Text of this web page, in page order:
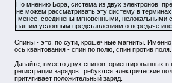
По мнению Бора, система из двух электронов
не можем рассматривать эту систему в
менее, соединены мгновенными, нелокальными
нашим условным представлениям о передаче
Спины - это, по сути, крошечные магниты. Именно
ось квантования - спин по полю, спин против поля.
Давайте, вместо двух спинов, ориентированных
регистрации зарядов требуются электрические
притягивает положительный заряд.